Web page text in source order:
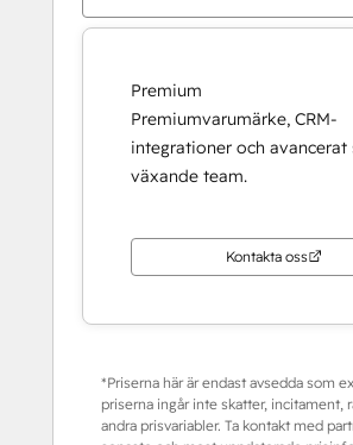
Premium
Premiumvarumärke, CRM-
integrationer och
växande team.
Kontakta oss
*Priserna här är endast avsedda som
priserna ingår inte skatter, incitament,
andra prisvariabler. Ta kontakt med